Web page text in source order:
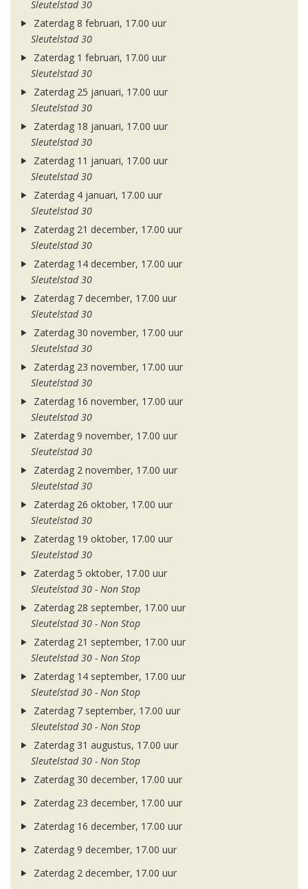
Sleutelstad 30
Zaterdag 8 februari, 17.00 uur
Sleutelstad 30
Zaterdag 1 februari, 17.00 uur
Sleutelstad 30
Zaterdag 25 januari, 17.00 uur
Sleutelstad 30
Zaterdag 18 januari, 17.00 uur
Sleutelstad 30
Zaterdag 11 januari, 17.00 uur
Sleutelstad 30
Zaterdag 4 januari, 17.00 uur
Sleutelstad 30
Zaterdag 21 december, 17.00 uur
Sleutelstad 30
Zaterdag 14 december, 17.00 uur
Sleutelstad 30
Zaterdag 7 december, 17.00 uur
Sleutelstad 30
Zaterdag 30 november, 17.00 uur
Sleutelstad 30
Zaterdag 23 november, 17.00 uur
Sleutelstad 30
Zaterdag 16 november, 17.00 uur
Sleutelstad 30
Zaterdag 9 november, 17.00 uur
Sleutelstad 30
Zaterdag 2 november, 17.00 uur
Sleutelstad 30
Zaterdag 26 oktober, 17.00 uur
Sleutelstad 30
Zaterdag 19 oktober, 17.00 uur
Sleutelstad 30
Zaterdag 5 oktober, 17.00 uur
Sleutelstad 30 - Non Stop
Zaterdag 28 september, 17.00 uur
Sleutelstad 30 - Non Stop
Zaterdag 21 september, 17.00 uur
Sleutelstad 30 - Non Stop
Zaterdag 14 september, 17.00 uur
Sleutelstad 30 - Non Stop
Zaterdag 7 september, 17.00 uur
Sleutelstad 30 - Non Stop
Zaterdag 31 augustus, 17.00 uur
Sleutelstad 30 - Non Stop
Zaterdag 30 december, 17.00 uur
Zaterdag 23 december, 17.00 uur
Zaterdag 16 december, 17.00 uur
Zaterdag 9 december, 17.00 uur
Zaterdag 2 december, 17.00 uur